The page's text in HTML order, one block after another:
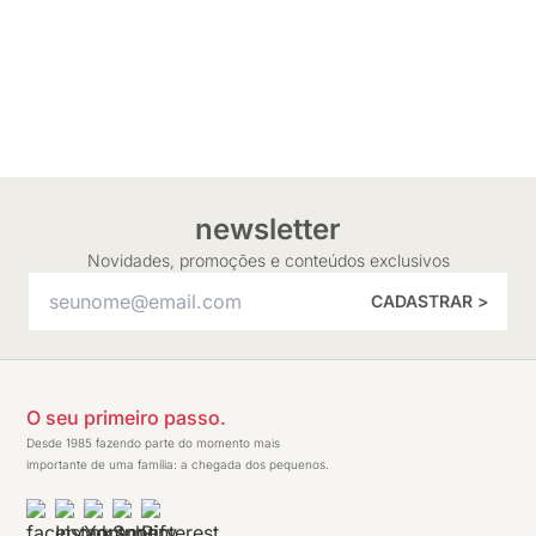
newsletter
Novidades, promoções e conteúdos exclusivos
CADASTRAR >
O seu primeiro passo.
Desde 1985 fazendo parte do momento mais
importante de uma família: a chegada dos pequenos.